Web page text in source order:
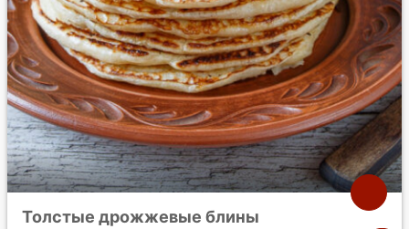
Толстые дрожжевые блины